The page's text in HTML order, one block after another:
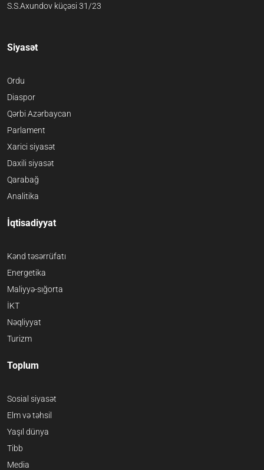
S.S.Axundov küçəsi 31/23
Siyasət
Ordu
Diaspor
Qərbi Azərbaycan
Parlament
Xarici siyasət
Daxili siyasət
Qarabağ
Analitika
İqtisadiyyat
Kənd təsərrüfatı
Energetika
Maliyyə-sığorta
İKT
Nəqliyyat
Turizm
Toplum
Sosial siyasət
Elm və təhsil
Yaşıl dünya
Tibb
Media